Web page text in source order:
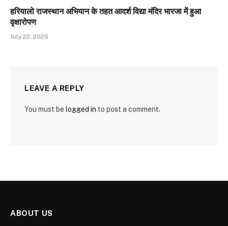
हरियालो राजस्थान अभियान के तहत आदर्श विद्या मंदिर भारजा में हुआ
वृक्षारोपण
July 22, 2026
LEAVE A REPLY
You must be logged in to post a comment.
ABOUT US